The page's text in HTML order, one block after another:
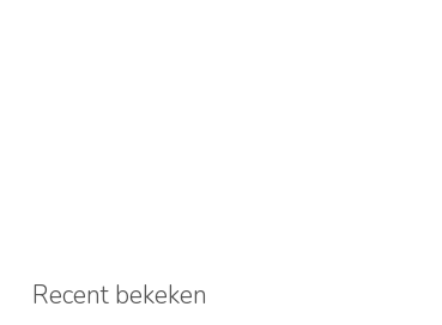
Recent bekeken